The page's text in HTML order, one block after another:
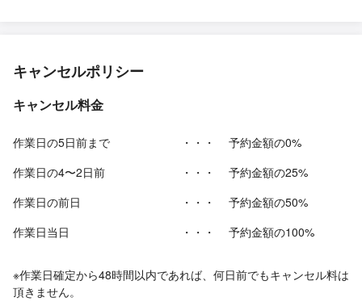
キャンセルポリシー
キャンセル料金
作業日の5日前まで ・・・
予約金額の0%
作業日の4〜2日前
・・・
予約金額の25%
作業日の前日
・・・
予約金額の50%
作業日当日
・・・ 予約金額の100%
※作業日確定から48時間以内であれば、何日前でもキャンセル料は
頂きません。